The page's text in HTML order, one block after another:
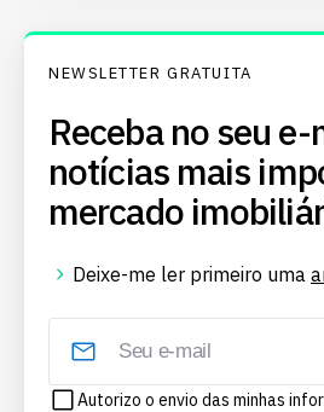
NEWSLETTER GRATUITA
Receba no seu
notícias mais
mercado
Deixe-me ler primeiro uma
Autorizo o envio das minhas